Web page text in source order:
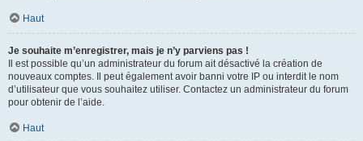
Haut
Je souhaite m’enregistrer, mais je n’y parviens pas !
Il est possible qu’un administrateur du forum ait désactivé la création de
nouveaux comptes. Il peut également avoir banni votre IP ou interdit le nom
d’utilisateur que vous souhaitez utiliser. Contactez un administrateur du forum
pour obtenir de l’aide.
Haut